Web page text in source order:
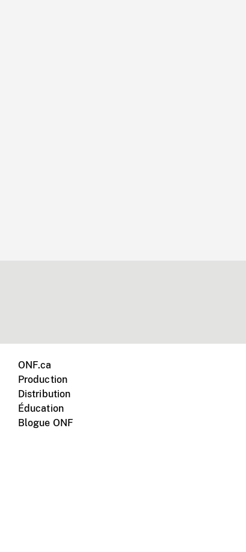
ONF.ca
Production
Distribution
Éducation
Blogue ONF